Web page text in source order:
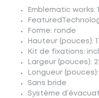
Emblematic works:
Forme: ronde
Hauteur (pouces):
Kit de fixations:
Largeur (pouces): 22
Longueur (pouces):
Sans bride
Système